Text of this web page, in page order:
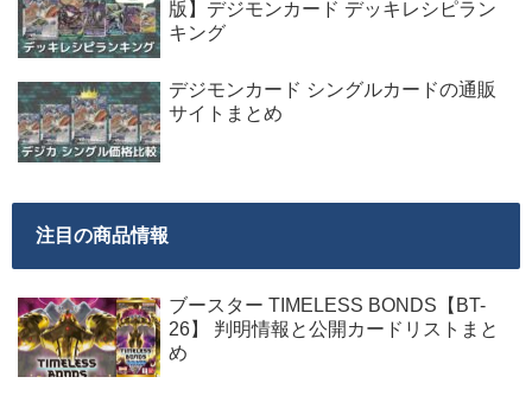
版】デジモンカード デッキレシピラン
キング
デジモンカード シングルカードの通販
サイトまとめ
注目の商品情報
ブースター TIMELESS BONDS【BT-
26】 判明情報と公開カードリストまと
め